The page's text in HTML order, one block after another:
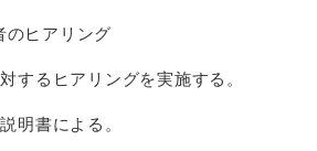
のヒアリング
るヒアリングを実施する。
書による。